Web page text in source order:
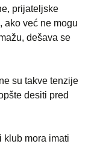
prijateljske
ako već ne mogu
dešava se
su takve tenzije
desiti pred
klub mora imati